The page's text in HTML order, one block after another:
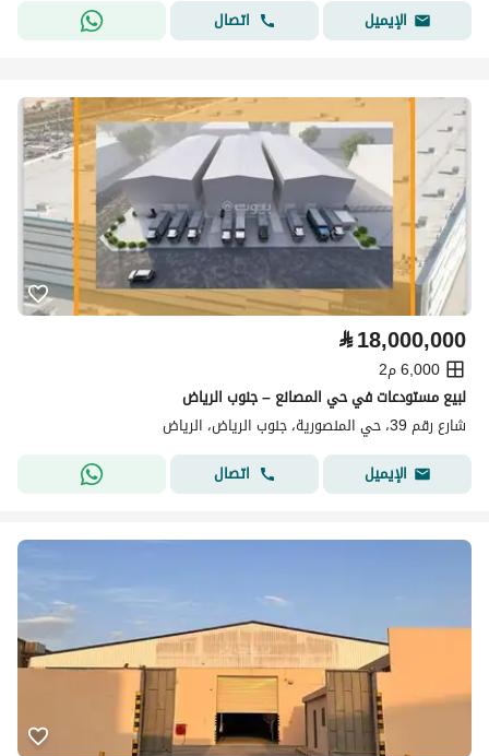
الإيميل
اتصال
⃁18,000,000
6,000 م2
لبيع مستودعات في حي المصانع – جنوب الرياض
شارع رقم 39، حي المنصورية، جنوب الرياض، الرياض
الإيميل
اتصال